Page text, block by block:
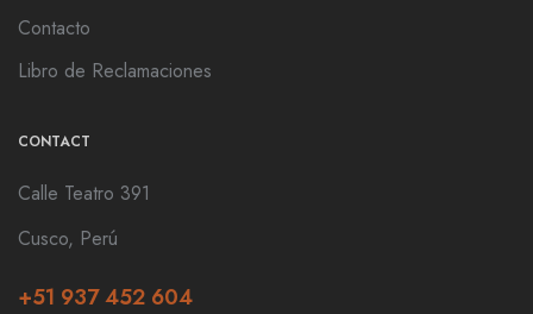
Contacto
Libro de Reclamaciones
CONTACT
Calle Teatro 391
Cusco, Perú
+51 937 452 604